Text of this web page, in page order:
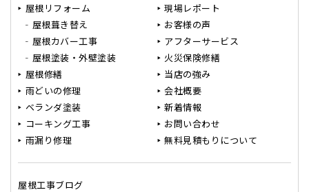
屋根リフォーム
屋根葺き替え
屋根カバー工事
屋根塗装・外壁塗装
屋根修繕
雨どいの修理
ベランダ塗装
コーキング工事
雨漏り修理
現場レポート
お客様の声
アフターサービス
火災保険修繕
当店の強み
会社概要
新着情報
お問い合わせ
無料見積もりについて
屋根工事ブログ